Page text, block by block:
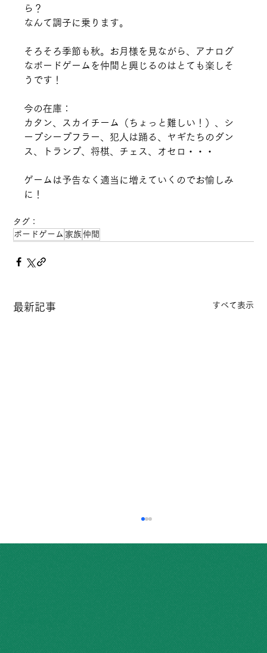
ら？
なんて調子に乗ります。
そろそろ季節も秋。お月様を見ながら、アナログ
なボードゲームを仲間と興じるのはとても楽しそ
うです！
今の在庫：
カタン、スカイチーム（ちょっと難しい！）、シ
ープシープフラー、犯人は踊る、ヤギたちのダン
ス、トランプ、将棋、チェス、オセロ・・・
ゲームは予告なく適当に増えていくのでお愉しみ
に！
タグ：
ボードゲーム 家族 仲間
最新記事 すべて表示